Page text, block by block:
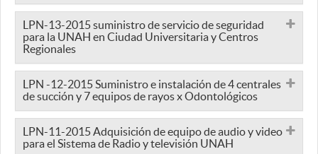
LPN-13-2015 suministro de servicio de seguridad
para la UNAH en Ciudad Universitaria y Centros
Regionales
LPN -12-2015 Suministro e instalación de 4 centrales
de succión y 7 equipos de rayos x Odontológicos
LPN-11-2015 Adquisición de equipo de audio y video
para el Sistema de Radio y televisión UNAH